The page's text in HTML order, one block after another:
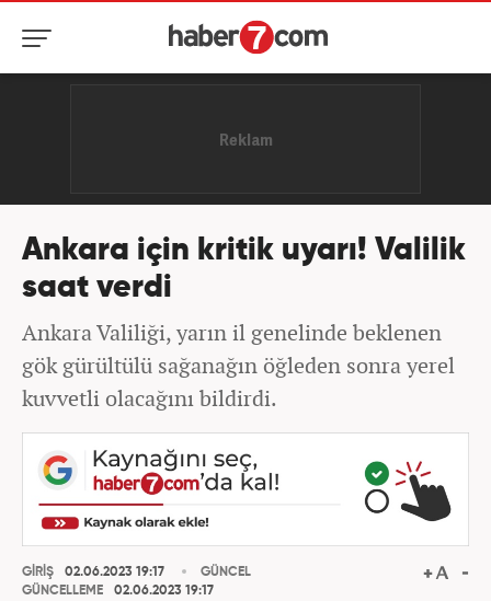
Ankara için kritik uyarı! Valilik
saat verdi
Ankara Valiliği, yarın il genelinde beklenen
gök gürültülü sağanağın öğleden sonra yerel
kuvvetli olacağını bildirdi.
GİRİŞ
02.06.2023 19:17
GÜNCELLEME
02.06.2023 19:17
GÜNCEL